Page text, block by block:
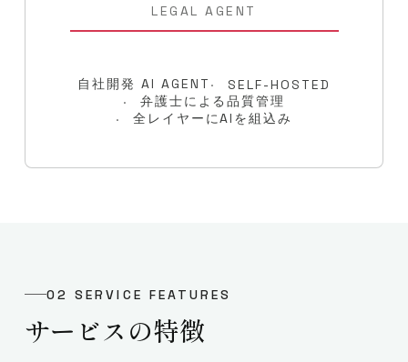
LEGAL AGENT
自社開発 AI AGENT
SELF-HOSTED
弁護士による品質管理
全レイヤーにAIを組込み
02 SERVICE FEATURES
サービスの特徴